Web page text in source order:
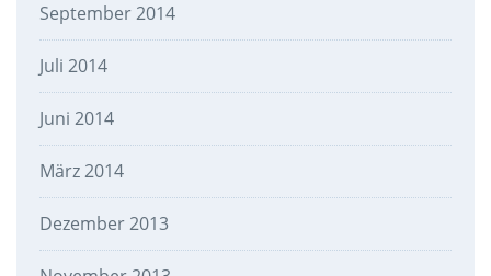
September 2014
Juli 2014
Juni 2014
März 2014
Dezember 2013